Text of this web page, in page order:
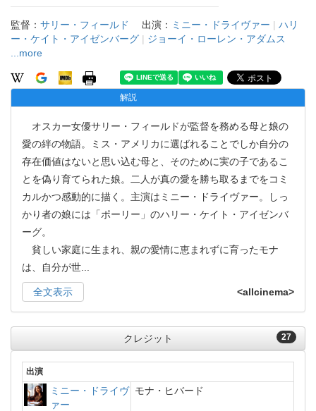
監督： サリー・フィールド 出演： ミニー・ドライヴァー | ハリ
ー・ケイト・アイゼンバーグ | ジョーイ・ローレン・アダムス
...more
解説
オスカー女優サリー・フィールドが監督を務める母と娘の
愛の絆の物語。ミス・アメリカに選ばれることでしか自分の
存在価値はないと思い込む母と、そのために実の子であるこ
とを偽り育てられた娘。二人が真の愛を勝ち取るまでをコミ
カルかつ感動的に描く。主演はミニー・ドライヴァー。しっ
かり者の娘には「ポーリー」のハリー・ケイト・アイゼンバ
ーグ。
貧しい家庭に生まれ、親の愛情に恵まれずに育ったモナ
は、自分が世
全文表示 <allcinema>
27
クレジット
出演
ミニー・ドライヴ
ァー
モナ・ヒバード